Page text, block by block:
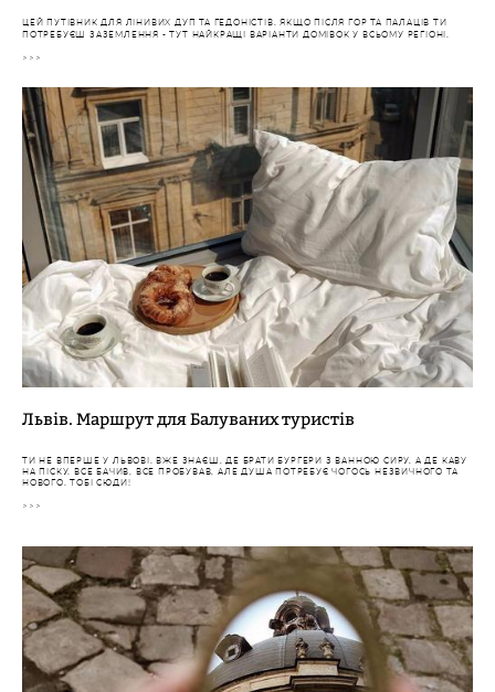
ЦЕЙ ПУТІВНИК ДЛЯ ЛІНИВИХ ДУП ТА ГЕДОНІСТІВ. ЯКЩО ПІСЛЯ ГОР ТА ПАЛАЦІВ ТИ
ПОТРЕБУЄШ ЗАЗЕМЛЕННЯ - ТУТ НАЙКРАЩІ ВАРІАНТИ ДОМІВОК У ВСЬОМУ РЕГІОНІ.
>>>
Львів. Маршрут для Балуваних туристів
ТИ НЕ ВПЕРШЕ У ЛЬВОВІ. ВЖЕ ЗНАЄШ, ДЕ БРАТИ БУРГЕРИ З ВАННОЮ СИРУ, А ДЕ КАВУ
НА ПІСКУ. ВСЕ БАЧИВ, ВСЕ ПРОБУВАВ, АЛЕ ДУША ПОТРЕБУЄ ЧОГОСЬ НЕЗВИЧНОГО ТА
НОВОГО. ТОБІ СЮДИ!
>>>